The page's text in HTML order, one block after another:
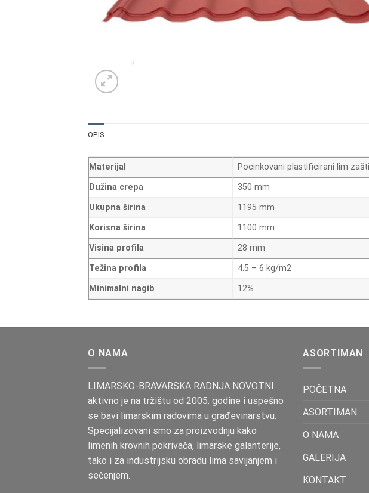
OPIS
Materijal
Pocinkovani plastificirani lim
Dužina crepa
350 mm
Ukupna širina
1195 mm
Korisna širina
1100 mm
Visina profila
28 mm
Težina profila
4.5 – 6 kg/m2
Minimalni nagib
12%
O NAMA
LIMARSKO-BRAVARSKA RADNJA NOVOTNI
aktivno je na tržištu od 2005. godine i uspešno
se bavi limarskim radovima u građevinarstvu.
Specijalizovani smo za proizvodnju kako
limenih krovnih pokrivača, limarske galanterije,
tako i za industrijsku obradu lima savijanjem i
sečenjem.
ASORTIMAN
POČETNA
ASORTIMAN
O NAMA
GALERIJA
KONTAKT